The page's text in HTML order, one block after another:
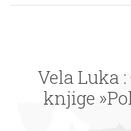
Vela Luka
knjige
Karlovac
dom –